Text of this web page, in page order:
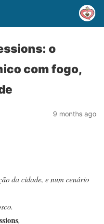
o
com fogo,
9 months ago
da cidade, e num cenário
,